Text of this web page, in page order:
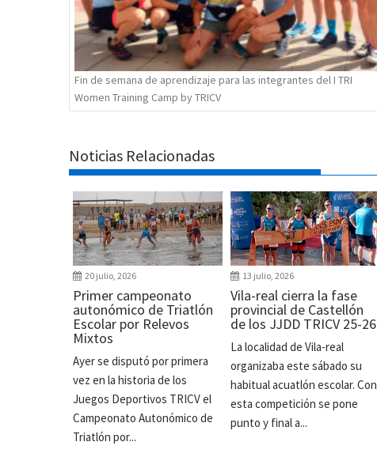
Fin de semana de aprendizaje para las integrantes del I TRI
Women Training Camp by TRICV
Noticias Relacionadas
20 julio, 2026
Primer campeonato
autonómico de Triatlón
Escolar por Relevos
Mixtos
Ayer se disputó por primera
vez en la historia de los
Juegos Deportivos TRICV el
Campeonato Autonómico de
Triatlón por...
13 julio, 2026
Vila-real cierra la fase
provincial de Castellón
de los JJDD TRICV 25-26
La localidad de Vila-real
organizaba este sábado su
habitual acuatlón escolar. Con
esta competición se pone
punto y final a...